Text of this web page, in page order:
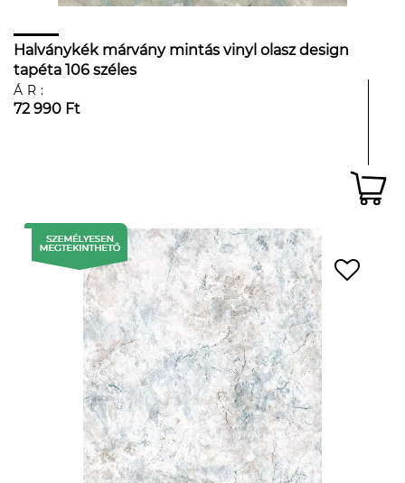
Halványkék márvány mintás vinyl olasz design
tapéta 106 széles
ÁR:
72 990 Ft